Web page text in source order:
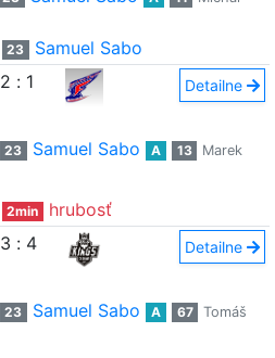
23
Samuel Sabo
2 : 1 Detailne
23 Samuel Sabo A 13
Marek
2min
hrubosť
3 : 4 Detailne
23 Samuel Sabo A 67
Tomáš